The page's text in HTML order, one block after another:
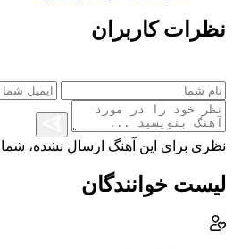
نظرات کاربران
نظری برای این آهنگ ارسال نشده، شما
لیست خوانندگان